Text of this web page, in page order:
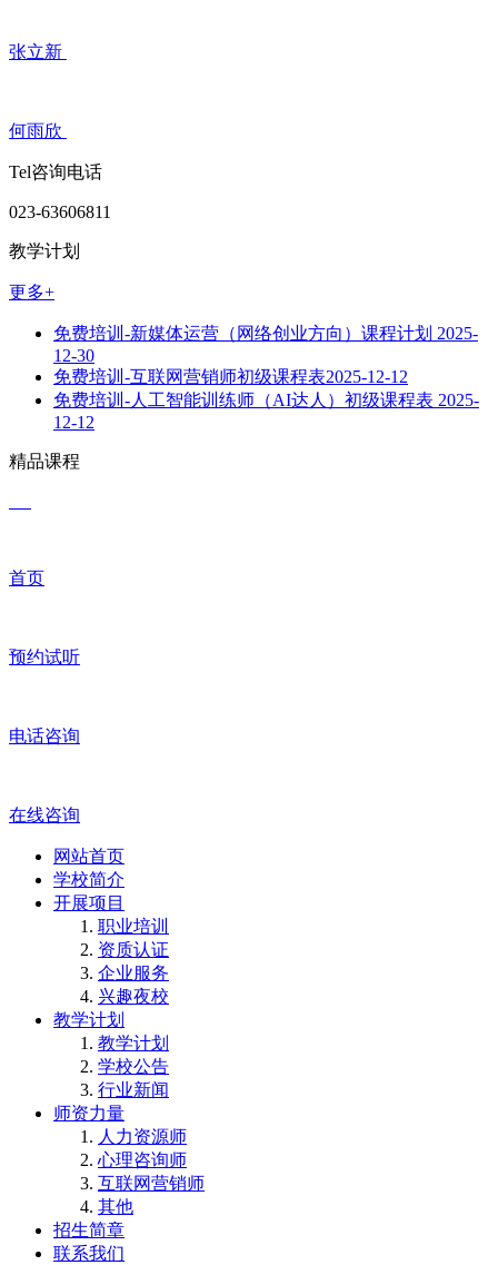
张立新
何雨欣
Tel咨询电话
023-63606811
教学计划
更多+
免费培训-新媒体运营（网络创业方向）课程计划 2025-
12-30
免费培训-互联网营销师初级课程表​2025-12-12
免费培训-人工智能训练师（AI达人）初级课程表 2025-
12-12
精品课程
首页
预约试听
电话咨询
在线咨询
网站首页
学校简介
开展项目
职业培训
资质认证
企业服务
兴趣夜校
教学计划
教学计划
学校公告
行业新闻
师资力量
人力资源师
心理咨询师
互联网营销师
其他
招生简章
联系我们